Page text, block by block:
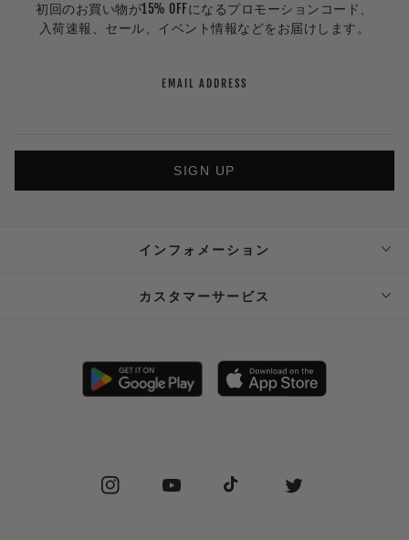
初回のお買い物が15% OFFになるプロモーションコード、
入荷速報、セール、イベント情報などをお届けします。
EMAIL ADDRESS
SIGN UP
インフォメーション
ABOUT SUPPLIER
STOCKIST
カスタマーサービス
SHIPPING
Instagram YouTube TikTok Twitter